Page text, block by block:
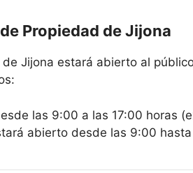
Propiedad de Jijona
Jijona estará abierto al
las 9:00 a las 17:00 horas
abierto desde las 9:00